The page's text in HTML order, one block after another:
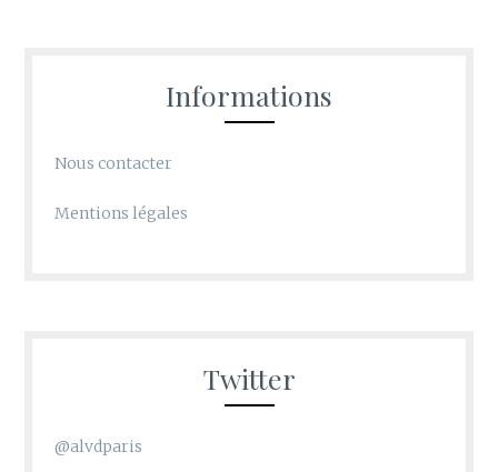
Informations
Nous contacter
Mentions légales
Twitter
@alvdparis